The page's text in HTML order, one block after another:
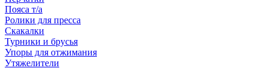
Пояса т/а
Ролики для пресса
Скакалки
Турники и брусья
Упоры для отжимания
Утяжелители